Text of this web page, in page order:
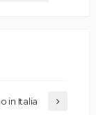
in Italia